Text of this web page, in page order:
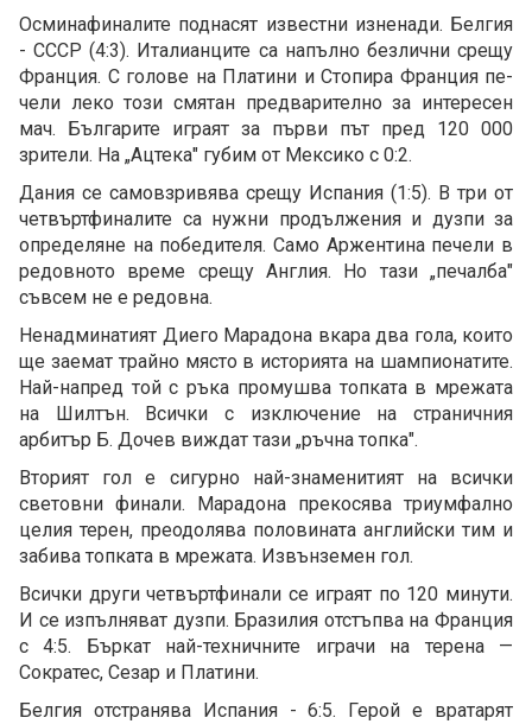
Осминафиналите поднасят известни изненади. Белгия
- СССР (4:3). Италианците са на­пълно безлични срещу
Франция. С голове на Платини и Стопира Франция пе­
чели леко този смятан предварително за интересен
мач. Българите играят за първи път пред 120 000
зрители. На „Ацтека" губим от Мексико с 0:2.
Дания се самовзривява срещу Испания (1:5). В три от
четвъртфиналите са нужни продължения и дузпи за
определяне на победителя. Само Аржентина печели в
редовното вре­ме срещу Англия. Но тази „печалба"
съвсем не е ре­довна.
Ненадминатият Диего Марадона вкара два гола, които
ще заемат трайно място в историята на шампиона­тите.
Най-напред той с ръка промушва топката в мрежата
на Шилтън. Всички с изключение на страничния
арбитър Б. До­чев виждат тази „ръчна топка".
Вторият гол е сигурно най-знаменитият на всички
световни финали. Марадона прекосява триумфално
целия терен, преодолява половината английски тим и
забива топката в мрежата. Извънземен гол.
Всички други четвъртфинали се играят по 120 минути.
И се изпълняват дузпи. Бразилия отстъпва на Франция
с 4:5. Бъркат най-техничните играчи на терена —
Сократес, Сезар и Платини.
Белгия отстранява Испания - 6:5. Герой е вратарят